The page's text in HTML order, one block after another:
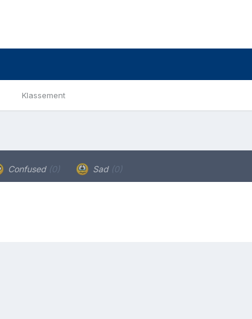
Klassement
Confused (0) Sad (0)